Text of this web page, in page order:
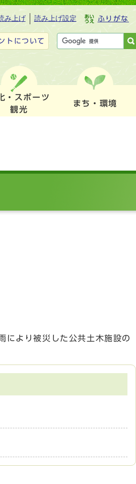
み上げ 読み上げ設定 ふりがな
トについて
・スポーツ
観光
まち・環境
により被災した公共土木施設の